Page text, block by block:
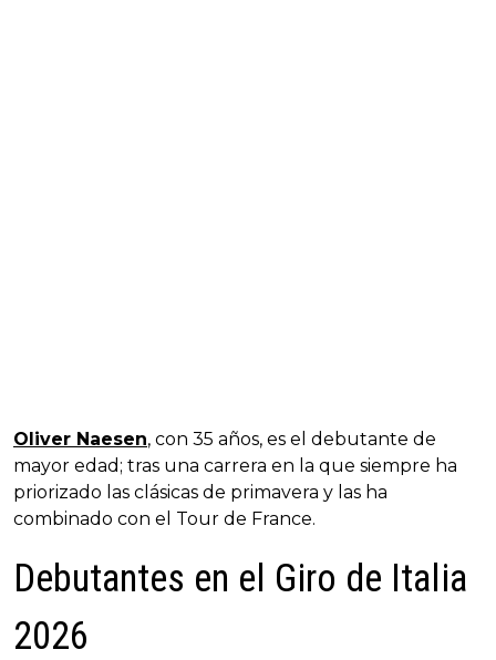
Oliver Naesen, con 35 años, es el debutante de
mayor edad; tras una carrera en la que siempre ha
priorizado las clásicas de primavera y las ha
combinado con el Tour de France.
Debutantes en el Giro de Italia
2026